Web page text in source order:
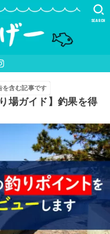
SEARCH
を含む記事です
場ガイド】釣果を得